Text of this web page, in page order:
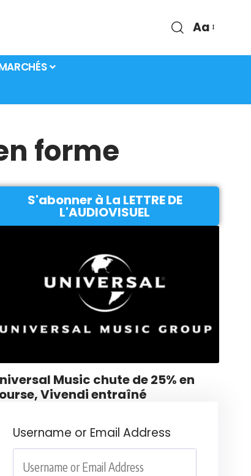
Aa
forme
S'abonner à La LETTRE DE
L'AUDIOVISUEL
Music chute de 25% en
Vivendi entraîné
Username or Email Address